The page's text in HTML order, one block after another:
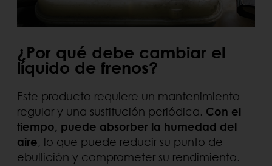
¿Por qué debe cambiar el
líquido de frenos?
Este producto requiere un mantenimiento
regular y una sustitución periódica. Con el
tiempo, puede absorber la humedad del
aire, lo que puede reducir su punto de
ebullición y comprometer su rendimiento.